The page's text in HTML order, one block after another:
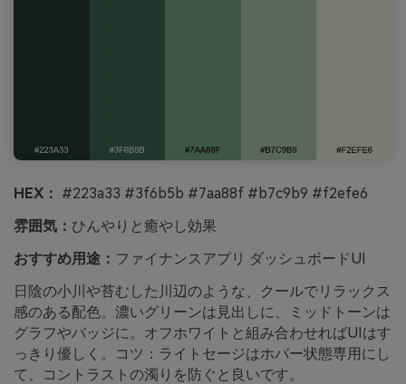
HEX： #223a33 #3f6b5b #7aa88f #b7c9b9 #f2efe6
雰囲気： ひんやりと癒やし効果
おすすめ用途： ファイナンスアプリ ダッシュボードUI
日陰の小川や苔むした川辺のような、クールでリラックス
感のある配色。濃いグリーンは見出しに、ミッドトーンは
グラフやバッジに。オフホワイトと組み合わせればUIはす
っきり優しく。コツ：ライトセージはホバー状態専用にし
て、コントラストの濁りを防ぐと良いです。